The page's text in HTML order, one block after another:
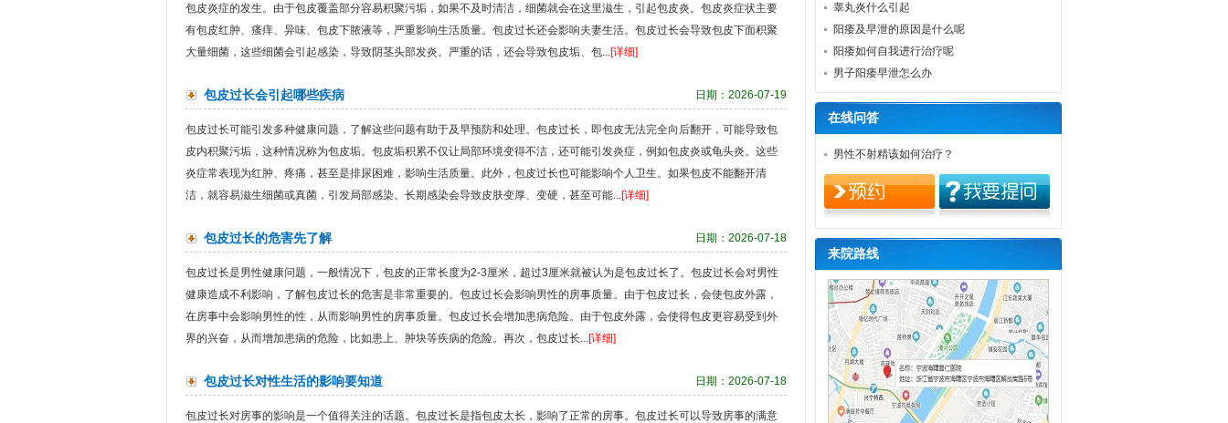
包皮炎症的发生。由于包皮覆盖部分容易积聚污垢，如果不及时清洁，细菌就会在这里滋生，引起包皮炎。包皮炎症状主要
有包皮红肿、瘙痒、异味、包皮下脓液等，严重影响生活质量。包皮过长还会影响夫妻生活。包皮过长会导致包皮下面积聚
大量细菌，这些细菌会引起感染，导致阴茎头部发炎。严重的话，还会导致包皮垢、包...[详细]
日期：2026-07-19
包皮过长会引起哪些疾病
包皮过长可能引发多种健康问题，了解这些问题有助于及早预防和处理。包皮过长，即包皮无法完全向后翻开，可能导致包
皮内积聚污垢，这种情况称为包皮垢。包皮垢积累不仅让局部环境变得不洁，还可能引发炎症，例如包皮炎或龟头炎。这些
炎症常表现为红肿、疼痛，甚至是排尿困难，影响生活质量。此外，包皮过长也可能影响个人卫生。如果包皮不能翻开清
洁，就容易滋生细菌或真菌，引发局部感染。长期感染会导致皮肤变厚、变硬，甚至可能...[详细]
日期：2026-07-18
包皮过长的危害先了解
包皮过长是男性健康问题，一般情况下，包皮的正常长度为2-3厘米，超过3厘米就被认为是包皮过长了。包皮过长会对男性
健康造成不利影响，了解包皮过长的危害是非常重要的。包皮过长会影响男性的房事质量。由于包皮过长，会使包皮外露，
在房事中会影响男性的性，从而影响男性的房事质量。包皮过长会增加患病危险。由于包皮外露，会使得包皮更容易受到外
界的兴奋，从而增加患病的危险，比如患上、肿块等疾病的危险。再次，包皮过长...[详细]
日期：2026-07-18
包皮过长对性生活的影响要知道
包皮过长对房事的影响是一个值得关注的话题。包皮过长是指包皮太长，影响了正常的房事。包皮过长可以导致房事的满意
睾丸炎什么引起
阳痿及早泄的原因是什么呢
阳痿如何自我进行治疗呢
男子阳痿早泄怎么办
在线问答
男性不射精该如何治疗？
来院路线